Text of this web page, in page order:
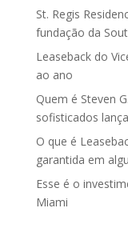
St. Regis
fundação da
Leaseback do
ao ano
Quem é Steven
sofisticados
O que é
garantida em
Esse é o
Miami